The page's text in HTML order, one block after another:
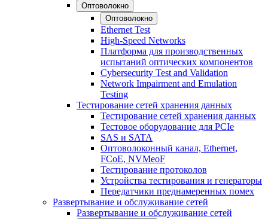
Оптоволокно
Оптоволокно
Ethernet Test
High-Speed Networks
Платформа для производственных
испытаний оптических компонентов
Cybersecurity Test and Validation
Network Impairment and Emulation
Testing
Тестирование сетей хранения данных
Тестирование сетей хранения данных
Тестовое оборудование для PCIe
SAS и SATA
Оптоволоконный канал, Ethernet,
FCoE, NVMeoF
Тестирование протоколов
Устройства тестирования и генераторы
Передатчики преднамеренных помех
Развертывание и обслуживание сетей
Развертывание и обслуживание сетей